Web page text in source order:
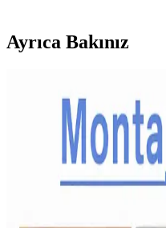
Ayrıca Bakınız
Çocuklar İçin Dengeli
Hazırlama Rehberi
Çocukların spor aktivitelerinde
atıştırmalık tepsileri; meyve,
sağlıklı beslenmeyi destekler.